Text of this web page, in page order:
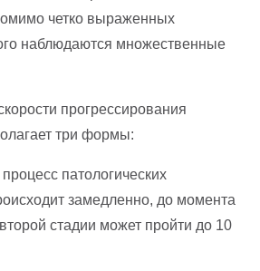
четко выраженных
наблюдаются множественные
прогрессирования
три формы:
патологических
замедленно, до момента
стадии может пройти до 10